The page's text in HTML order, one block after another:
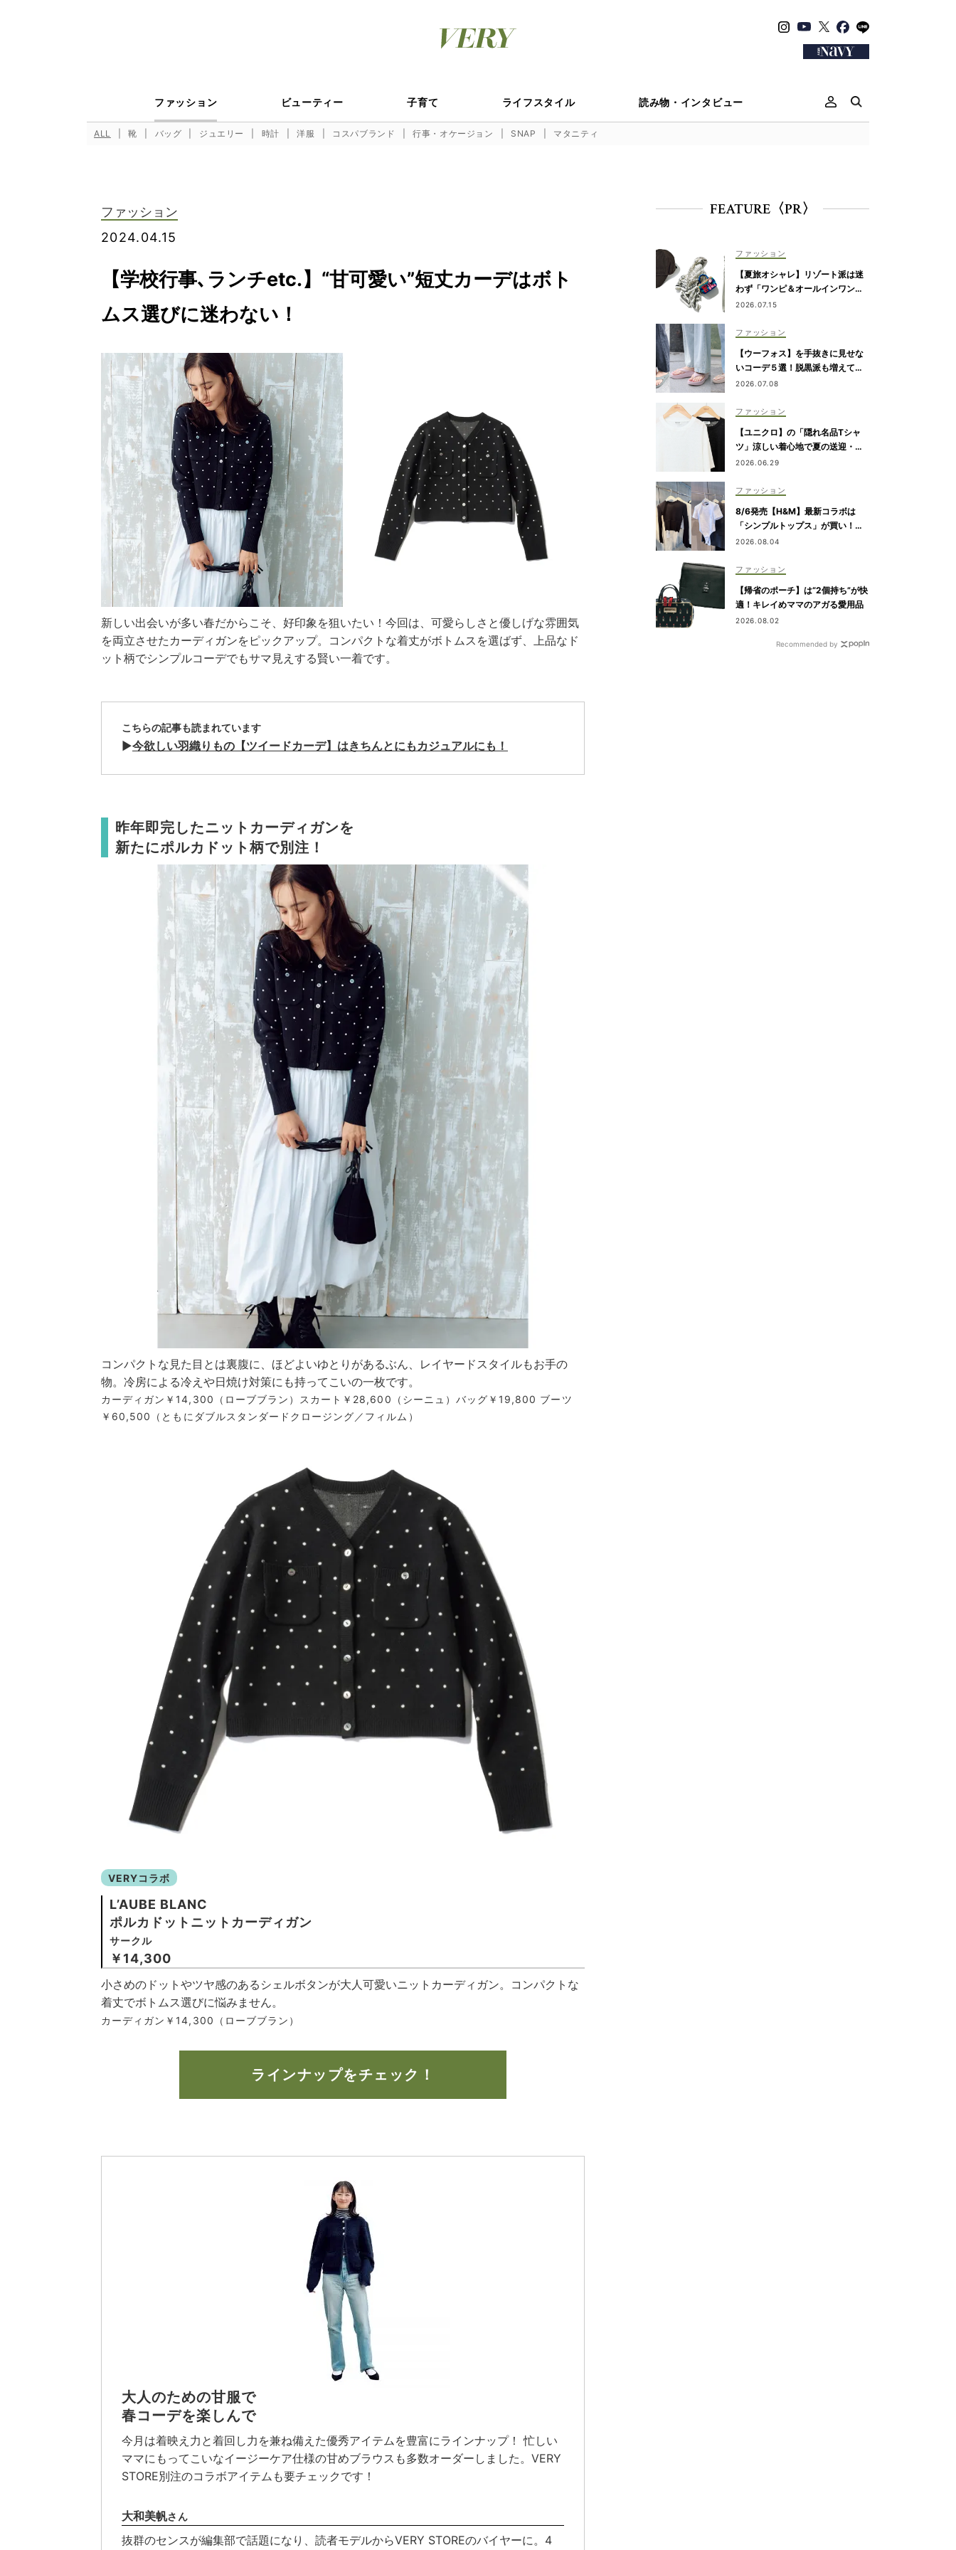
ファッション ビューティー 子育て ライフスタイル 読み物・インタビュー
ALL 靴 バッグ ジュエリー 時計 洋服 コスパブランド 行事・オケージョン SNAP マタニティ
ファッション
2024.04.15
【学校行事､ランチetc.】“甘可愛い”短丈カーデはボト
ムス選びに迷わない！
新しい出会いが多い春だからこそ、好印象を狙いたい！今回は、可愛らしさと優しげな雰囲気
を両立させたカーディガンをピックアップ。コンパクトな着丈がボトムスを選ばず、上品なド
ット柄でシンプルコーデでもサマ見えする賢い一着です。
こちらの記事も読まれています
▶︎今欲しい羽織りもの【ツイードカーデ】はきちんとにもカジュアルにも！
昨年即完したニットカーディガンを
新たにポルカドット柄で別注！
コンパクトな見た目とは裏腹に、ほどよいゆとりがあるぶん、レイヤードスタイルもお手の
物。冷房による冷えや日焼け対策にも持ってこいの一枚です。
カーディガン￥14,300（ローブブラン）スカート￥28,600（シーニュ）バッグ￥19,800 ブーツ
￥60,500（ともにダブルスタンダードクロージング／フィルム）
VERYコラボ
L’AUBE BLANC
ポルカドットニットカーディガン
サークル
￥14,300
小さめのドットやツヤ感のあるシェルボタンが大人可愛いニットカーディガン。コンパクトな
着丈でボトムス選びに悩みません。
カーディガン￥14,300（ローブブラン）
ラインナップをチェック！
大人のための甘服で
春コーデを楽しんで
今月は着映え力と着回し力を兼ね備えた優秀アイテムを豊富にラインナップ！ 忙しい
ママにもってこいなイージーケア仕様の甘めブラウスも多数オーダーしました。VERY
STORE別注のコラボアイテムも要チェックです！
大和美帆さん
抜群のセンスが編集部で話題になり、読者モデルからVERY STOREのバイヤーに。4
FEATURE〈PR〉
ファッション
【夏旅オシャレ】リゾート派は迷
わず「ワンピ＆オールインワン」
を新調！
2026.07.15
ファッション
【ウーフォス】を手抜きに見せな
いコーデ５選！脱黒派も増えてま
す
2026.07.08
ファッション
【ユニクロ】の「隠れ名品Tシャ
ツ」涼しい着心地で夏の送迎・公
園にぴったり！
2026.06.29
ファッション
8/6発売【H&M】最新コラボは
「シンプルトップス」が買い！黒
パンツ合わせも即サマ見え
2026.08.04
ファッション
【帰省のポーチ】は“2個持ち”が快
適！キレイめママのアガる愛用品
2026.08.02
Recommended by